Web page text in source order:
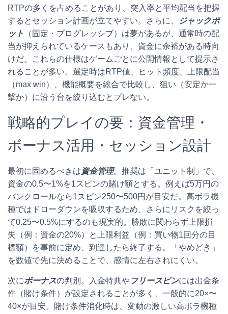
RTPの多くを占めることがあり、突入率と平均配当を把握
するとセッション計画が立てやすい。さらに、
ジャックポ
ット
（固定・プログレッシブ）は夢があるが、通常時の配
当が抑えられているケースもあり、資金に余裕がある時向
けだ。これらの仕様はゲームごとに公開情報として提示さ
れることが多い。選定時はRTP値、ヒット頻度、上限配当
（max win）、機能概要を総合で比較し、狙い（安定か一
撃か）に沿う台を絞り込むとブレない。
戦略的プレイの要：資金管理・
ボーナス活用・セッション設計
最初に固めるべきは資金管理。推奨は「ユニット制」で、
資金の0.5〜1%を1スピンの賭け額とする。例えば5万円の
バンクロールなら1スピン250〜500円が目安だ。高ボラ機
種ではドローダウンを吸収するため、さらにリスクを絞っ
て0.25〜0.5%にするのも現実的。勝敗に関わらず上限損
失（例：資金の20%）と上限利益（例：買い物1回分の目
標額）を事前に定め、到達したら終了する。「やめどき」
を数値で先に決めることで、感情に左右されにくい。
次にボーナスの判別。入金特典や フリースピンには出金条
件（賭け条件）が設定されることが多く、一般的に20×〜
40×が目安。賭け条件消化時は、変動の激しい高ボラ機種